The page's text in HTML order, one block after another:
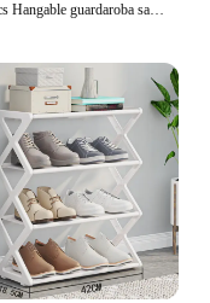
1/5/10Pcs Hangable guardaroba sacchetto di deumidificazione a prova di umidità a prova di muffa sacchetto assorbente di umidità armadio dehumizer Eco Friendly